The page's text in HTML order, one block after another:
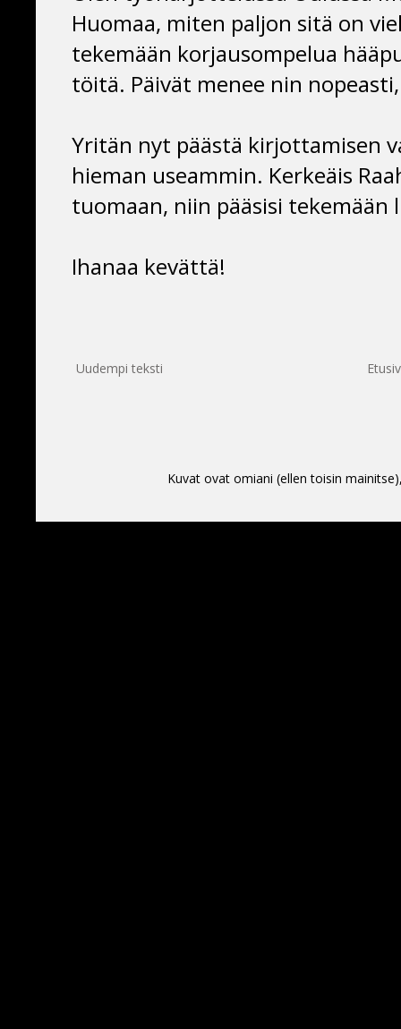
Huomaa, miten paljon sitä on
tekemään korjausompelua
töitä. Päivät menee nin
Yritän nyt päästä kirjottamisen
hieman useammin. Kerkeäis
tuomaan, niin pääsisi tekemään
Ihanaa kevättä!
Uudempi teksti
Kuvat ovat omiani (ellen toisin